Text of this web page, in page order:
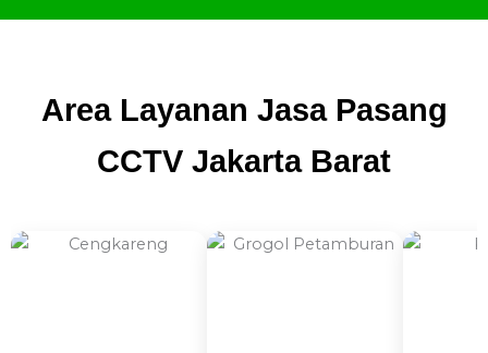
Area Layanan Jasa Pasang
CCTV Jakarta Barat